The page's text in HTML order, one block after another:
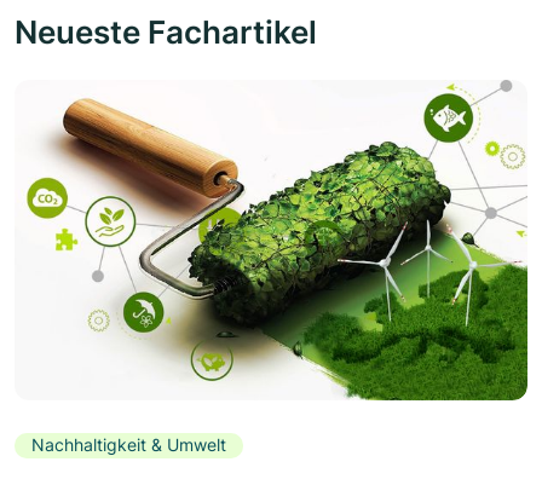
Neueste Fachartikel
Nachhaltigkeit & Umwelt